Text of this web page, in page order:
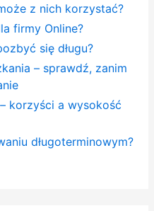
z nich korzystać?
firmy Online?
się długu?
– sprawdź, zanim
korzyści a wysokość
długoterminowym?